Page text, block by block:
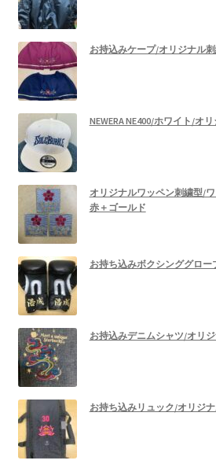
お持込みケープ/オリジナル
NEWERA NE400/ホワイト/オ
オリジナルワッペン刺繍型/
赤＋ゴールド
お持ち込みボクシンググロ
お持込みデニムシャツ/オリ
お持ち込みリュック/オリジ